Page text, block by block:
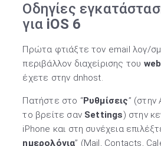
Οδηγίες
για iOS 6
Πρώτα φτιάξτε τον email λογ/
περιβάλλον διαχείρισης του
έχετε στην dnhost.
Πατήστε στο “Ρυθμίσεις” (στην
το βρείτε σαν Settings) στην
iPhone και στη συνέχεια
ημερολόγια” (Mail, Contacts,